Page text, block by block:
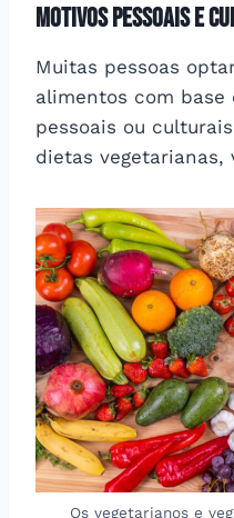
Motivos Pessoais e
Muitas pessoas
alimentos com base
pessoais ou
dietas vegetarianas,
Os vegetarianos e